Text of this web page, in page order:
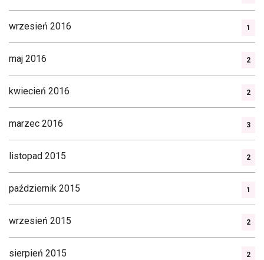
wrzesień 2016 1
maj 2016 2
kwiecień 2016 2
marzec 2016 3
listopad 2015 2
październik 2015 1
wrzesień 2015 2
sierpień 2015 2